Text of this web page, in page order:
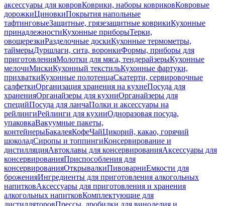
аксессуары для ковровКоврики, наборы ковриковКовровые
дорожкиЦиновкиПокрытия напольные
тафтинговыеЗащитные, грязезащитные коврикиКухонные
принадлежностиКухонные приборыТерки,
овощерезкиРазделочные доскиКухонные термометры,
таймерыДуршлаги, сита, воронкиФормы, приборы для
приготовленияМолотки для мяса, тендерайзерыКухонные
мелочиМискиКухонный текстильКухонные фартуки,
прихваткиКухонные полотенцаСкатерти, сервировочные
салфеткиОрганизация хранения на кухнеПосуда для
храненияОрганайзеры для кухниОрганайзеры для
специйПосуда для ланчаПолки и аксессуары на
рейлингиРейлинги для кухниОдноразовая посуда,
упаковкаВакуумные пакеты,
контейнерыБакалеяКофеЧайЦикорий, какао, горячий
шоколадСиропы и топпингиКонсервирование и
дистилляцияАвтоклавы для консервированияАксессуары для
консервированияПриспособления для
консервированияОткрывалкиПивоварниЕмкости для
броженияИнгредиенты для приготовления алкогольных
напитковАксессуары для приготовления и хранения
алкогольных напитковКомплектующие для
дистилляторовПрессы, дробилки для виноделия и